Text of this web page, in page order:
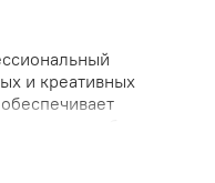
и креативных
шпилек.